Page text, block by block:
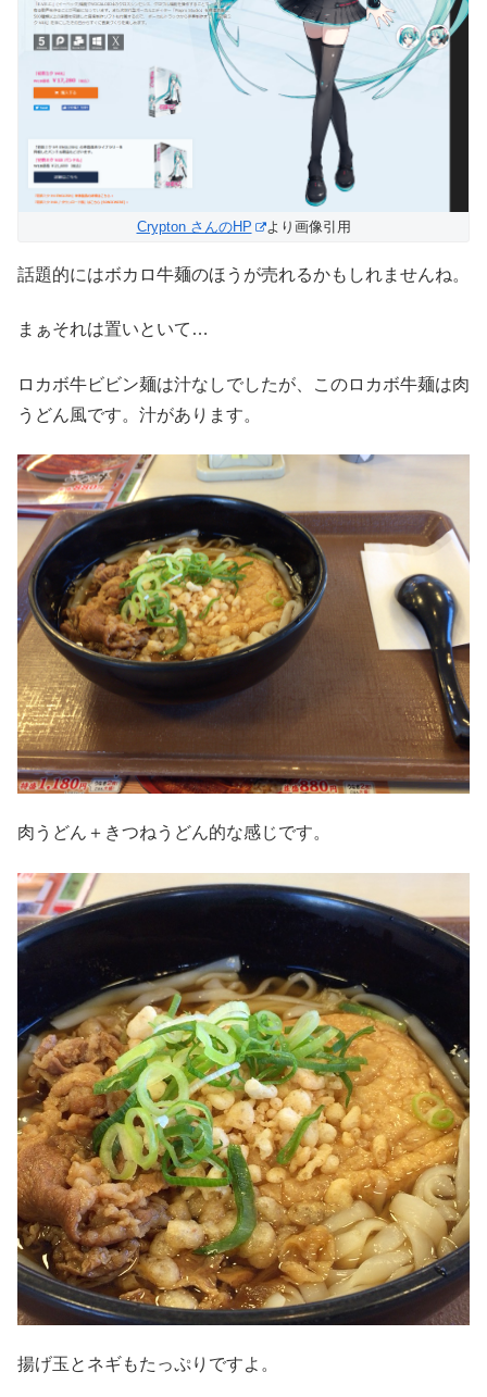
Crypton さんのHP より画像引用
話題的にはボカロ牛麺のほうが売れるかもしれませんね。
まぁそれは置いといて…
ロカボ牛ビビン麺は汁なしでしたが、このロカボ牛麺は肉
うどん風です。汁があります。
肉うどん＋きつねうどん的な感じです。
揚げ玉とネギもたっぷりですよ。